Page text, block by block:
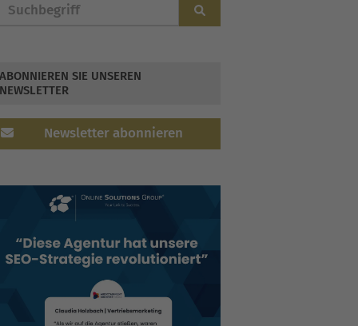
ABONNIEREN SIE UNSEREN
NEWSLETTER
Newsletter abonnieren